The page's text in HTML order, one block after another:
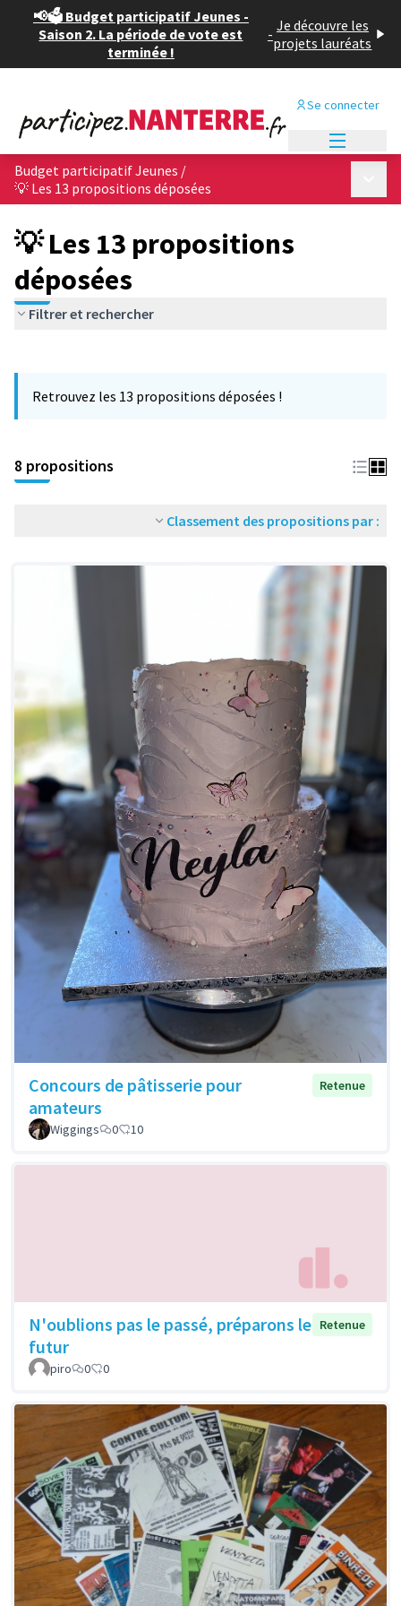
📢🗳️ Budget participatif Jeunes -
Saison 2. La période de vote est
terminée !
- Je découvre les
projets lauréats
Se connecter
Budget participatif Jeunes /
💡 Les 13 propositions déposées
💡 Les 13 propositions
déposées
Filtrer et rechercher
−
Retrouvez les 13 propositions déposées !
8 propositions
Classement des propositions par :
Concours de pâtisserie pour
amateurs
Retenue
Wiggings 0 10
N'oublions pas le passé, préparons le
futur
Retenue
piro 0 0